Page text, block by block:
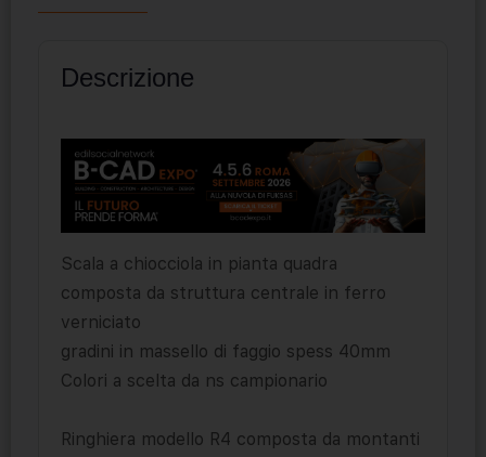
Descrizione
Scala a chiocciola in pianta quadra
composta da struttura centrale in ferro
verniciato
gradini in massello di faggio spess 40mm
Colori a scelta da ns campionario
Ringhiera modello R4 composta da montanti